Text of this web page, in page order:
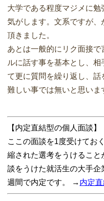
大学である程度マジメに
気がします。文系ですが
頂きました。
あとは一般的にリク面接
ルに話す事を基本とし、
て更に質問を繰り返し、話
難しい事では無いと思いま
【内定直結型の個人面談】
ここの面談を1度受けてお
縮された選考をうけるこ
談をうけた就活生の大手
週間で内定です。 → 内定